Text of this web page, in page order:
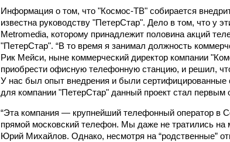
Информация о том, что "Космос-ТВ" собирается
известна руководству "ПетерСтар". Дело в том, что у
Metromedia, которому принадлежит половина акций
"ПетерСтар". “В то время я занимал должность
Рик Мейси, ныне коммерческий директор компании
приобрести офисную телефонную станцию, и решил,
У нас был опыт внедрения и были сертифицированные
для компании "ПетерСтар" данный проект стал
“Эта компания — крупнейший телефонный оператор в
прямой московский телефон. Мы даже не тратились на
Юрий Михайлов. Однако, несмотря на “родственные”